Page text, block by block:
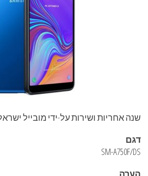
שנה אחריות ושירות על-ידי מובייל ישראל 03-
דגם
SM-A750F/DS
הערה